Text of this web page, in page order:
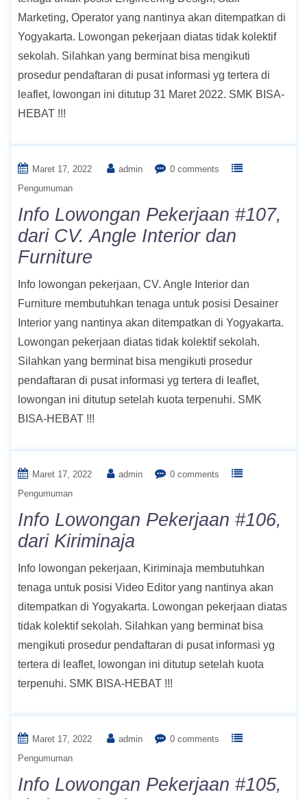
Marketing, Operator yang nantinya akan ditempatkan di
Yogyakarta. Lowongan pekerjaan diatas tidak kolektif
sekolah. Silahkan yang berminat bisa mengikuti
prosedur pendaftaran di pusat informasi yg tertera di
leaflet, lowongan ini ditutup 31 Maret 2022. SMK BISA-
HEBAT !!!
Maret 17, 2022 admin
0 comments
Pengumuman
Info Lowongan Pekerjaan #107,
dari CV. Angle Interior dan
Furniture
Info lowongan pekerjaan, CV. Angle Interior dan
Furniture membutuhkan tenaga untuk posisi Desainer
Interior yang nantinya akan ditempatkan di Yogyakarta.
Lowongan pekerjaan diatas tidak kolektif sekolah.
Silahkan yang berminat bisa mengikuti prosedur
pendaftaran di pusat informasi yg tertera di leaflet,
lowongan ini ditutup setelah kuota terpenuhi. SMK
BISA-HEBAT !!!
Maret 17, 2022 admin
0 comments
Pengumuman
Info Lowongan Pekerjaan #106,
dari Kiriminaja
Info lowongan pekerjaan, Kiriminaja membutuhkan
tenaga untuk posisi Video Editor yang nantinya akan
ditempatkan di Yogyakarta. Lowongan pekerjaan diatas
tidak kolektif sekolah. Silahkan yang berminat bisa
mengikuti prosedur pendaftaran di pusat informasi yg
tertera di leaflet, lowongan ini ditutup setelah kuota
terpenuhi. SMK BISA-HEBAT !!!
Maret 17, 2022 admin
0 comments
Pengumuman
Info Lowongan Pekerjaan #105,